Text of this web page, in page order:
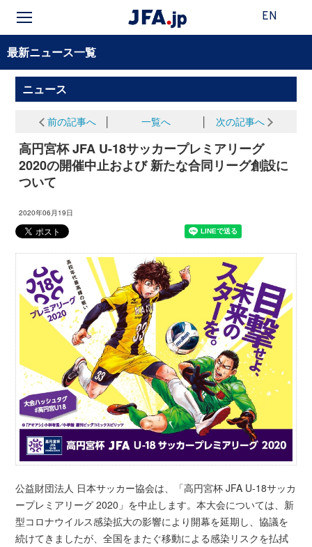
EN
最新ニュース一覧
ニュース
前の記事へ 一覧へ 次の記事へ
高円宮杯 JFA U-18サッカープレミアリーグ
2020の開催中止および 新たな合同リーグ創設に
ついて
2020年06月19日
公益財団法人 日本サッカー協会は、「高円宮杯 JFA U-18サッカ
ープレミアリーグ 2020」を中止します。本大会については、新
型コロナウイルス感染拡大の影響により開幕を延期し、協議を
続けてきましたが、全国をまたぐ移動による感染リスクを払拭